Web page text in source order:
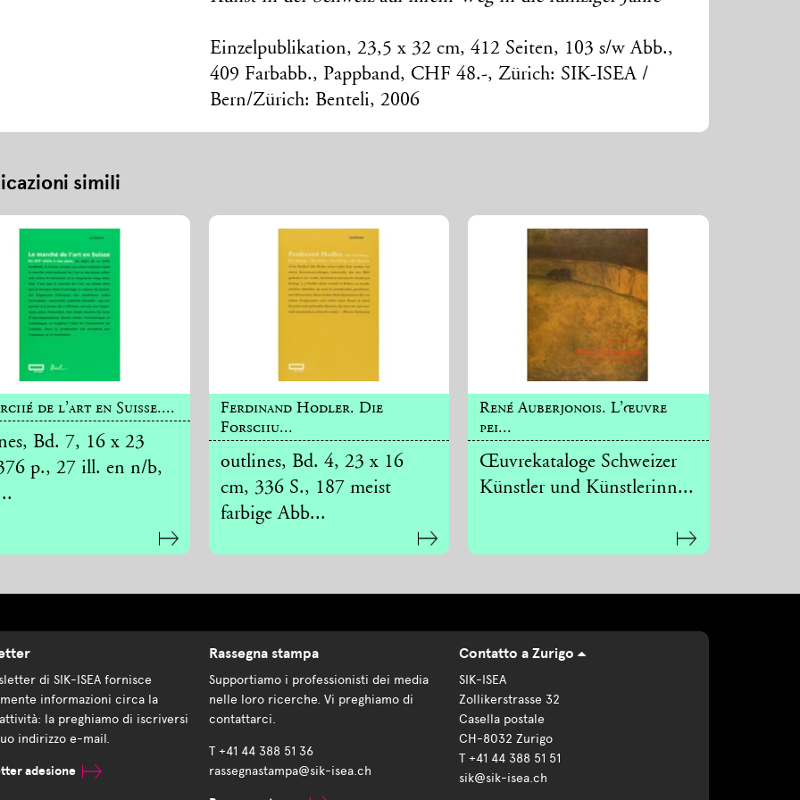
Einzelpublikation, 23,5 x 32 cm, 412 Seiten, 103 s/w Abb.,
409 Farbabb., Pappband, CHF 48.-, Zürich: SIK-ISEA /
Bern/Zürich: Benteli, 2006
simili
de l’art en Suisse....
Bd. 7, 16 x 23
p., 27 ill. en n/b,
Ferdinand Hodler. Die
Forschu...
outlines, Bd. 4, 23 x 16
cm, 336 S., 187 meist
farbige Abb...
René Auberjonois. L’œuvre
pei...
Œuvrekataloge Schweizer
Künstler und Künstlerinn...
di SIK-ISEA fornisce
informazioni circa la
la preghiamo di iscriversi
indirizzo e-mail.
adesione
Rassegna stampa
Supportiamo i professionisti dei media
nelle loro ricerche. Vi preghiamo di
contattarci.
T +41 44 388 51 36
rassegnastampa@sik-isea.ch
Contatto a Zurigo
SIK-ISEA
Zollikerstrasse 32
Casella postale
CH-8032 Zurigo
T +41 44 388 51 51
sik@sik-isea.ch